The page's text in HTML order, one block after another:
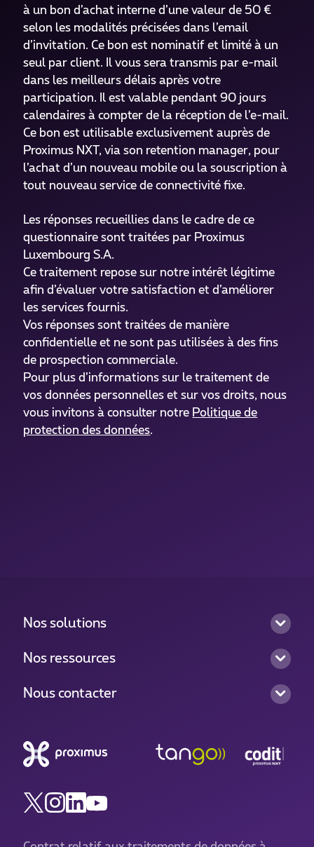
à un bon d’achat interne d’une valeur de 50 €
selon les modalités précisées dans l’email
d’invitation. Ce bon est nominatif et limité à un
seul par client. Il vous sera transmis par e-mail
dans les meilleurs délais après votre
participation. Il est valable pendant 90 jours
calendaires à compter de la réception de l’e-mail.
Ce bon est utilisable exclusivement auprès de
Proximus NXT, via son retention manager, pour
l’achat d’un nouveau mobile ou la souscription à
tout nouveau service de connectivité fixe.
Les réponses recueillies dans le cadre de ce
questionnaire sont traitées par Proximus
Luxembourg S.A.
Ce traitement repose sur notre intérêt légitime
afin d’évaluer votre satisfaction et d’améliorer
les services fournis.
Vos réponses sont traitées de manière
confidentielle et ne sont pas utilisées à des fins
de prospection commerciale.
Pour plus d’informations sur le traitement de
vos données personnelles et sur vos droits, nous
vous invitons à consulter notre Politique de
protection des données.
Nos solutions
Nos ressources
Nous contacter